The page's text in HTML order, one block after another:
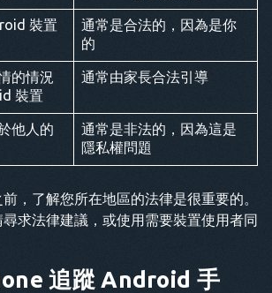
裝置
通常是合法的，因為是你
的
的情況
裝置
通常由家長合法引導
他人的
通常是非法的，因為這是
隱私權問題
，了解您所在地區的法律是很重要的。
求法律建議，或使用需要裝置使用者同
追蹤 Android 手